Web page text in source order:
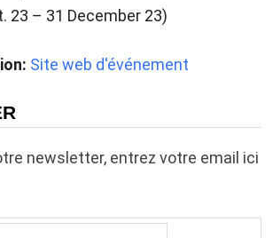
23 – 31 December 23)
Site web d'événement
newsletter, entrez votre email ici